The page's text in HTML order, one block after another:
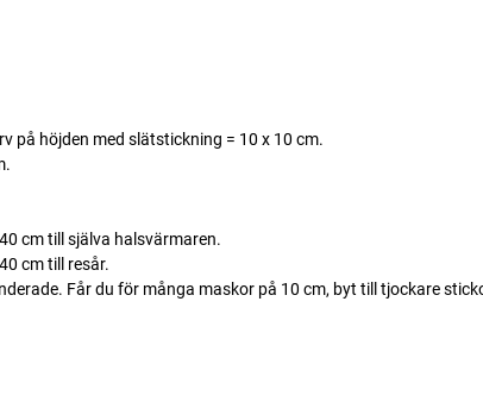
på höjden med slätstickning = 10 x 10 cm.
cm till själva halsvärmaren.
cm till resår.
Får du för många maskor på 10 cm, byt till tjockare